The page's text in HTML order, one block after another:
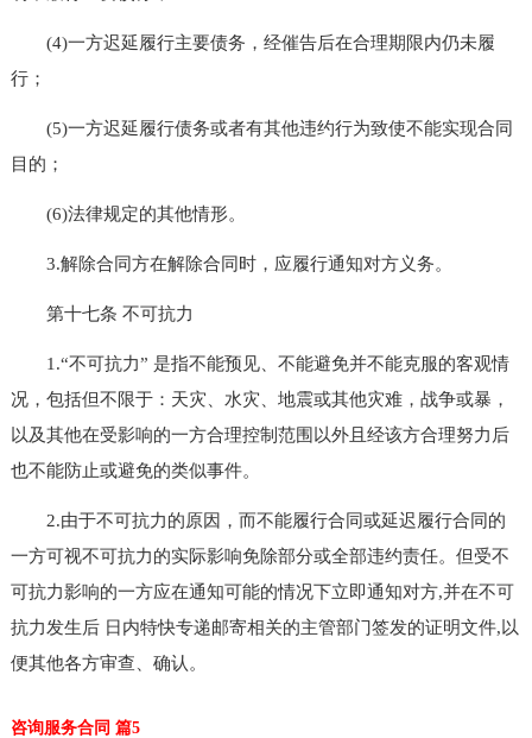
(4)一方迟延履行主要债务，经催告后在合理期限内仍未履
行；
(5)一方迟延履行债务或者有其他违约行为致使不能实现合同
目的；
(6)法律规定的其他情形。
3.解除合同方在解除合同时，应履行通知对方义务。
第十七条 不可抗力
1.“不可抗力” 是指不能预见、不能避免并不能克服的客观情
况，包括但不限于：天灾、水灾、地震或其他灾难，战争或暴，
以及其他在受影响的一方合理控制范围以外且经该方合理努力后
也不能防止或避免的类似事件。
2.由于不可抗力的原因，而不能履行合同或延迟履行合同的
一方可视不可抗力的实际影响免除部分或全部违约责任。但受不
可抗力影响的一方应在通知可能的情况下立即通知对方,并在不可
抗力发生后 日内特快专递邮寄相关的主管部门签发的证明文件,以
便其他各方审查、确认。
咨询服务合同 篇5